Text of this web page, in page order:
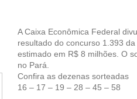
A Caixa Econômica Federal
resultado do concurso 1.393
estimado em R$ 8 milhões. O
no Pará.
Confira as dezenas sorteadas
16 – 17 – 19 – 28 – 45 – 58